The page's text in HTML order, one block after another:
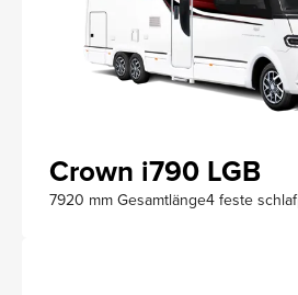
Crown i790 LGB
7920 mm Gesamtlänge4 feste